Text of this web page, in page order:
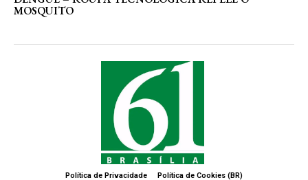
MOSQUITO
Política de Privacidade Política de Cookies (BR)